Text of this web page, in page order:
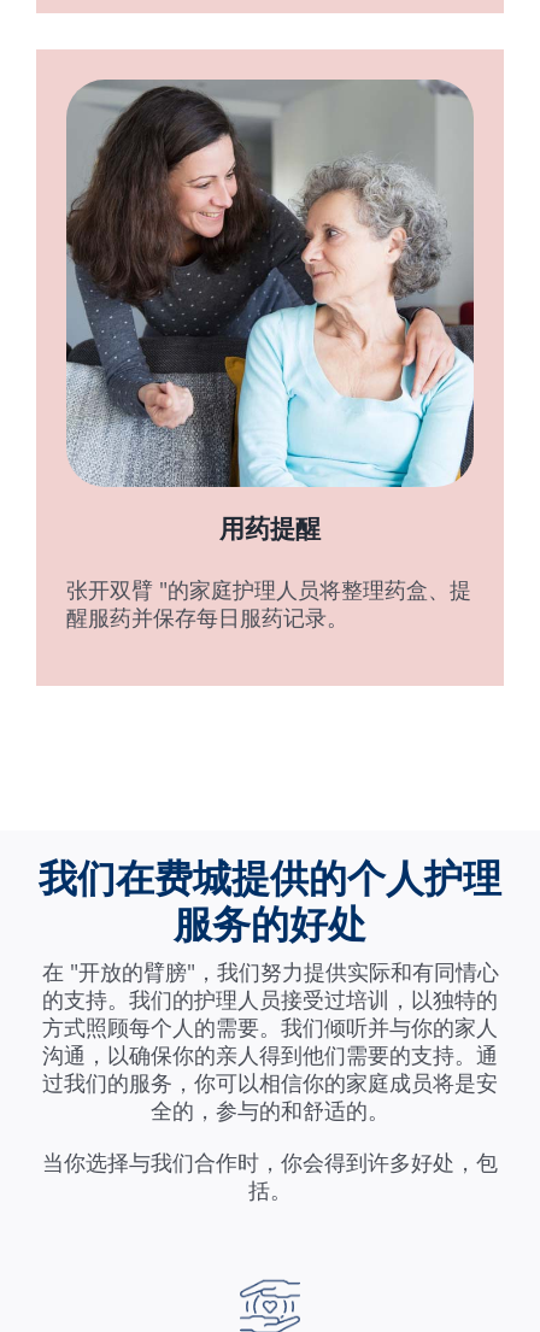
用药提醒
张开双臂 "的家庭护理人员将整理药盒、提
醒服药并保存每日服药记录。
我们在费城提供的个人护理
服务的好处
在 "开放的臂膀"，我们努力提供实际和有同情心
的支持。我们的护理人员接受过培训，以独特的
方式照顾每个人的需要。我们倾听并与你的家人
沟通，以确保你的亲人得到他们需要的支持。通
过我们的服务，你可以相信你的家庭成员将是安
全的，参与的和舒适的。
当你选择与我们合作时，你会得到许多好处，包
括。